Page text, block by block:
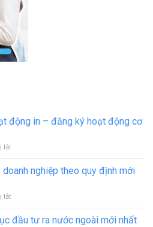
động in – đăng ký hoạt động cơ
tắtở
giấy
động
–
nghiệp theo quy định mới
tắtở
tục
đầu tư ra nước ngoài mới nhất